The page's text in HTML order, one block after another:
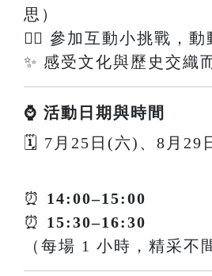
思）
🕵️‍♀️ 參加互動小挑戰，動
✨ 感受文化與歷史交織
⌚ 活動日期與時間
🗓 7月25日(六)、8月29
⏰ 14:00–15:00
⏰ 15:30–16:30
（每場 1 小時，精采不